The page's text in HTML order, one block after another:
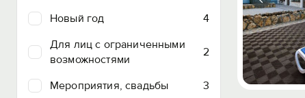
Новый год
4
Для лиц с ограниченными
возможностями
2
Мероприятия, свадьбы
3